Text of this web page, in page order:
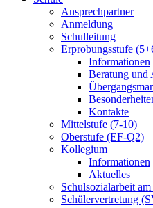
Ansprechpartner
Anmeldung
Schulleitung
Erprobungsstufe
Informationen
Beratung und
Kontakte
Mittelstufe (7-10)
Oberstufe (EF-Q2)
Kollegium
Informationen
Aktuelles
Schulsozialarbeit
Schülervertretung